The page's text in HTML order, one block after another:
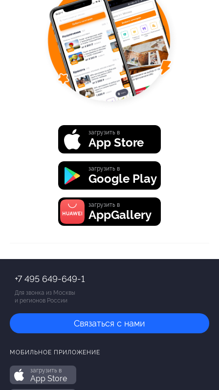
загрузить в
App Store
загрузить в
Google Play
загрузить в
AppGallery
+7 495 649-649-1
Для звонка из Москвы
и регионов России
Связаться с нами
МОБИЛЬНОЕ ПРИЛОЖЕНИЕ
загрузить в
App Store